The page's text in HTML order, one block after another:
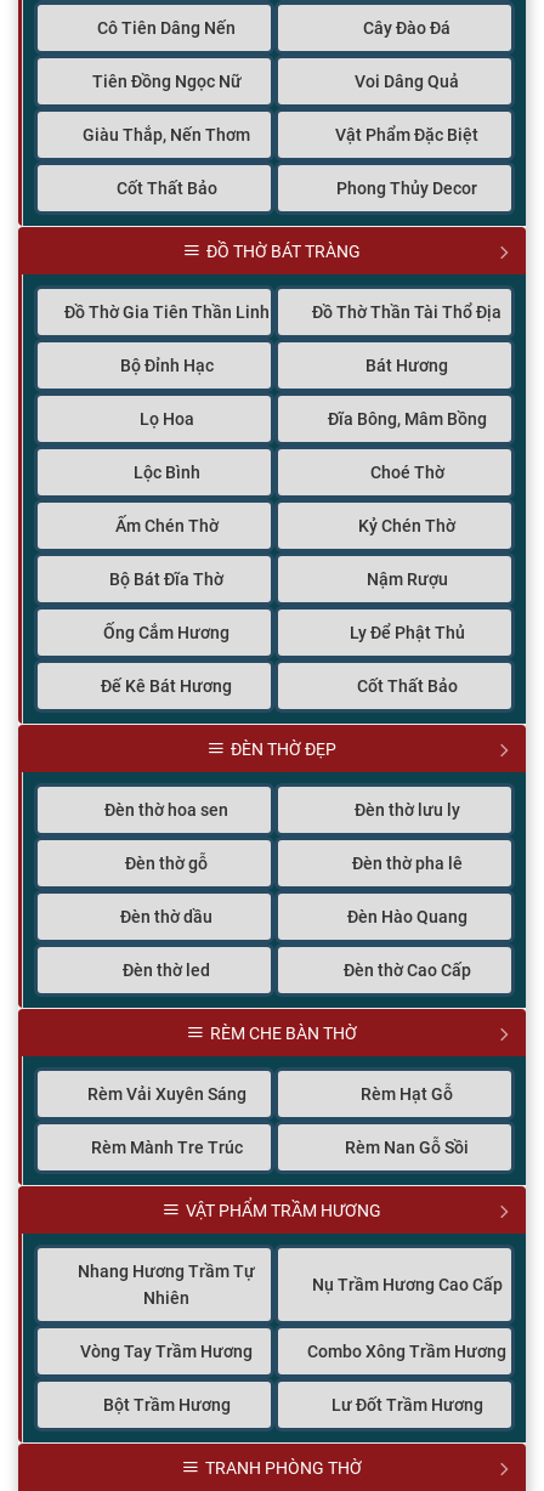
Cô Tiên Dâng Nến Cây Đào Đá
Tiên Đồng Ngọc Nữ Voi Dâng Quả
Giàu Thắp, Nến Thơm Vật Phẩm Đặc Biệt
Cốt Thất Bảo Phong Thủy Decor
ĐỒ THỜ BÁT TRÀNG
Đồ Thờ Gia Tiên Thần Linh Đồ Thờ Thần Tài Thổ Địa
Bộ Đỉnh Hạc Bát Hương
Lọ Hoa Đĩa Bông, Mâm Bồng
Lộc Bình Choé Thờ
Ấm Chén Thờ Kỷ Chén Thờ
Bộ Bát Đĩa Thờ Nậm Rượu
Ống Cắm Hương Ly Để Phật Thủ
Đế Kê Bát Hương Cốt Thất Bảo
ĐÈN THỜ ĐẸP
Đèn thờ hoa sen Đèn thờ lưu ly
Đèn thờ gỗ Đèn thờ pha lê
Đèn thờ dầu Đèn Hào Quang
Đèn thờ led Đèn thờ Cao Cấp
RÈM CHE BÀN THỜ
Rèm Vải Xuyên Sáng Rèm Hạt Gỗ
Rèm Mành Tre Trúc Rèm Nan Gỗ Sồi
VẬT PHẨM TRẦM HƯƠNG
Nhang Hương Trầm Tự
Nhiên
Nụ Trầm Hương Cao Cấp
Vòng Tay Trầm Hương Combo Xông Trầm Hương
Bột Trầm Hương Lư Đốt Trầm Hương
TRANH PHÒNG THỜ